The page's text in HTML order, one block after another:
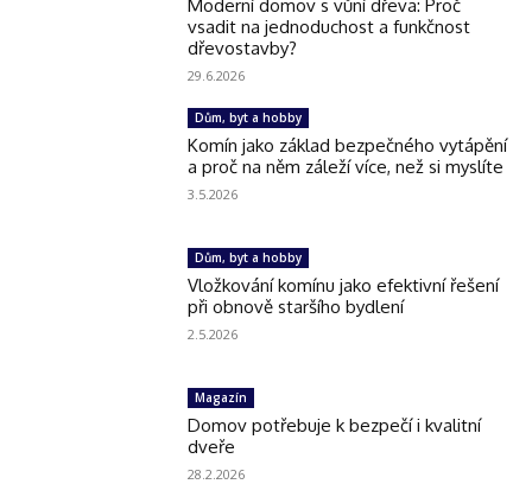
Moderní domov s vůní dřeva: Proč
vsadit na jednoduchost a funkčnost
dřevostavby?
29.6.2026
Dům, byt a hobby
Komín jako základ bezpečného vytápění
a proč na něm záleží více, než si myslíte
3.5.2026
Dům, byt a hobby
Vložkování komínu jako efektivní řešení
při obnově staršího bydlení
2.5.2026
Magazín
Domov potřebuje k bezpečí i kvalitní
dveře
28.2.2026